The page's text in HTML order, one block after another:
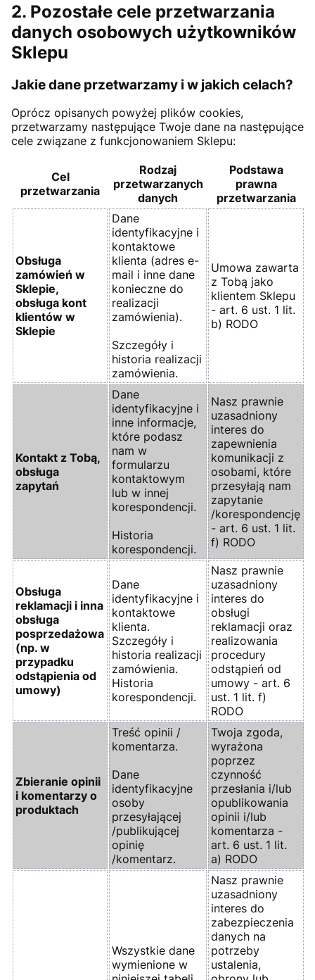
2. Pozostałe cele przetwarzania
danych osobowych użytkowników
Sklepu
Jakie dane przetwarzamy i w jakich celach?
Oprócz opisanych powyżej plików cookies,
przetwarzamy następujące Twoje dane na następujące
cele związane z funkcjonowaniem Sklepu:
Cel
przetwarzania
Rodzaj
przetwarzanych
danych
Podstawa
prawna
przetwarzania
Obsługa
zamówień w
Sklepie,
obsługa kont
klientów w
Sklepie
Dane
identyfikacyjne i
kontaktowe
klienta (adres e-
mail i inne dane
konieczne do
realizacji
zamówienia).
Szczegóły i
historia realizacji
zamówienia.
Umowa zawarta
z Tobą jako
klientem Sklepu
- art. 6 ust. 1 lit.
b) RODO
Kontakt z Tobą,
obsługa
zapytań
Dane
identyfikacyjne i
inne informacje,
które podasz
nam w
formularzu
kontaktowym
lub w innej
korespondencji.
Historia
korespondencji.
Nasz prawnie
uzasadniony
interes do
zapewnienia
komunikacji z
osobami, które
przesyłają nam
zapytanie
/korespondencję
- art. 6 ust. 1 lit.
f) RODO
Obsługa
reklamacji i inna
obsługa
posprzedażowa
(np. w
przypadku
odstąpienia od
umowy)
Dane
identyfikacyjne i
kontaktowe
klienta.
Szczegóły i
historia realizacji
zamówienia.
Historia
korespondencji.
Nasz prawnie
uzasadniony
interes do
obsługi
reklamacji oraz
realizowania
procedury
odstąpień od
umowy - art. 6
ust. 1 lit. f)
RODO
Zbieranie opinii
i komentarzy o
produktach
Treść opinii /
komentarza.
Dane
identyfikacyjne
osoby
przesyłającej
/publikującej
opinię
/komentarz.
Twoja zgoda,
wyrażona
poprzez
czynność
przesłania i/lub
opublikowania
opinii i/lub
komentarza -
art. 6 ust. 1 lit.
a) RODO
Wszystkie dane
wymienione w
Nasz prawnie
uzasadniony
interes do
zabezpieczenia
danych na
potrzeby
ustalenia,